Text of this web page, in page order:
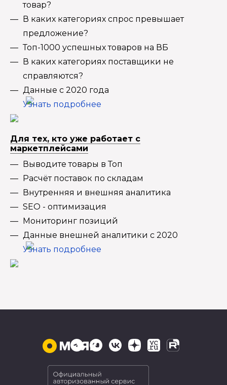
товар?
В каких категориях спрос превышает
предложение?
Топ-1000 успешных товаров на ВБ
В каких категориях поставщики не
справляются?
Данные с 2020 года
Узнать подробнее
Для тех, кто уже работает с
маркетплейсами
Выводите товары в Топ
Расчёт поставок по складам
Внутренняя и внешняя аналитика
SEO - оптимизация
Мониторинг позиций
Данные внешней аналитики с 2020
Узнать подробнее